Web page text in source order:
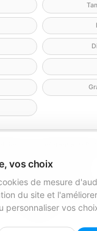
vos choix
de mesure
du site et
personnaliser vos
par actions simplifiée
979 428 133 00016 ·
· Capital 1 000,00 € · 31